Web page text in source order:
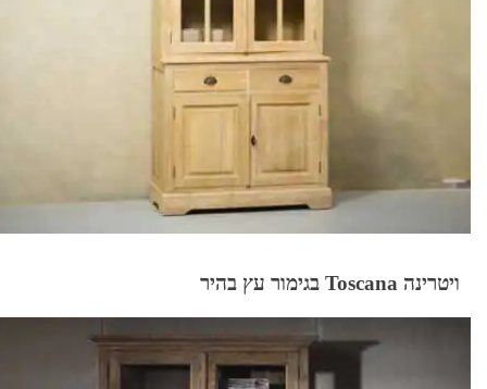
ויטרינה Toscana בגימור עץ בהיר